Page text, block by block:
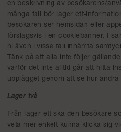
en beskrivning av besökarens/
många fall bör lager ett-
besökaren ser hemsidan eller
förslagsvis i en cookiebanner. I
ni även i vissa fall inhämta
Tänk på att alla inte följer
varför det inte alltid går att hitta
upplägget genom att se hur andra
Lager två
Från lager ett ska den besökare
veta mer enkelt kunna klicka sig